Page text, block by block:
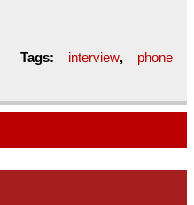
Tags: interview, phone